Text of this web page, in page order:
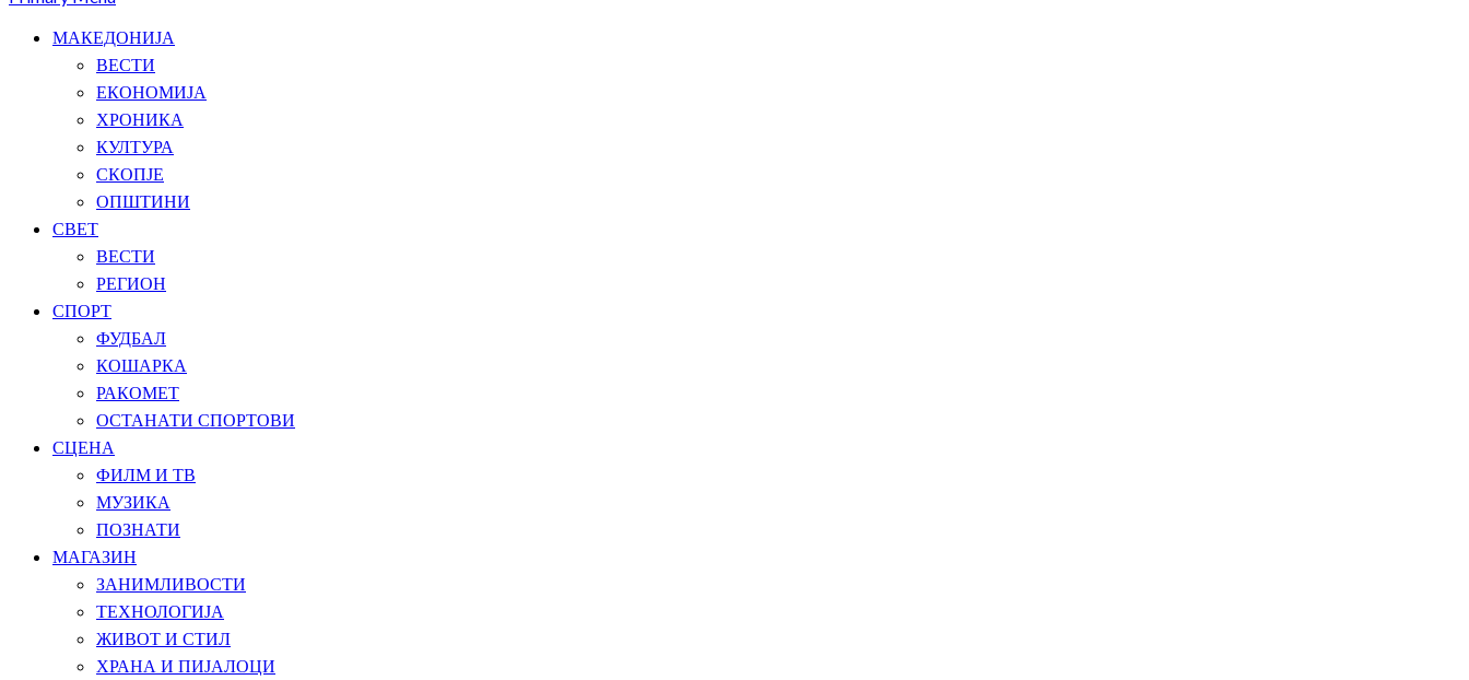
МАКЕДОНИЈА
ВЕСТИ
ЕКОНОМИЈА
ХРОНИКА
КУЛТУРА
СКОПЈЕ
ОПШТИНИ
СВЕТ
ВЕСТИ
РЕГИОН
СПОРТ
ФУДБАЛ
КОШАРКА
РАКОМЕТ
ОСТАНАТИ СПОРТОВИ
СЦЕНА
ФИЛМ И ТВ
МУЗИКА
ПОЗНАТИ
МАГАЗИН
ЗАНИМЛИВОСТИ
ТЕХНОЛОГИЈА
ЖИВОТ И СТИЛ
ХРАНА И ПИЈАЛОЦИ